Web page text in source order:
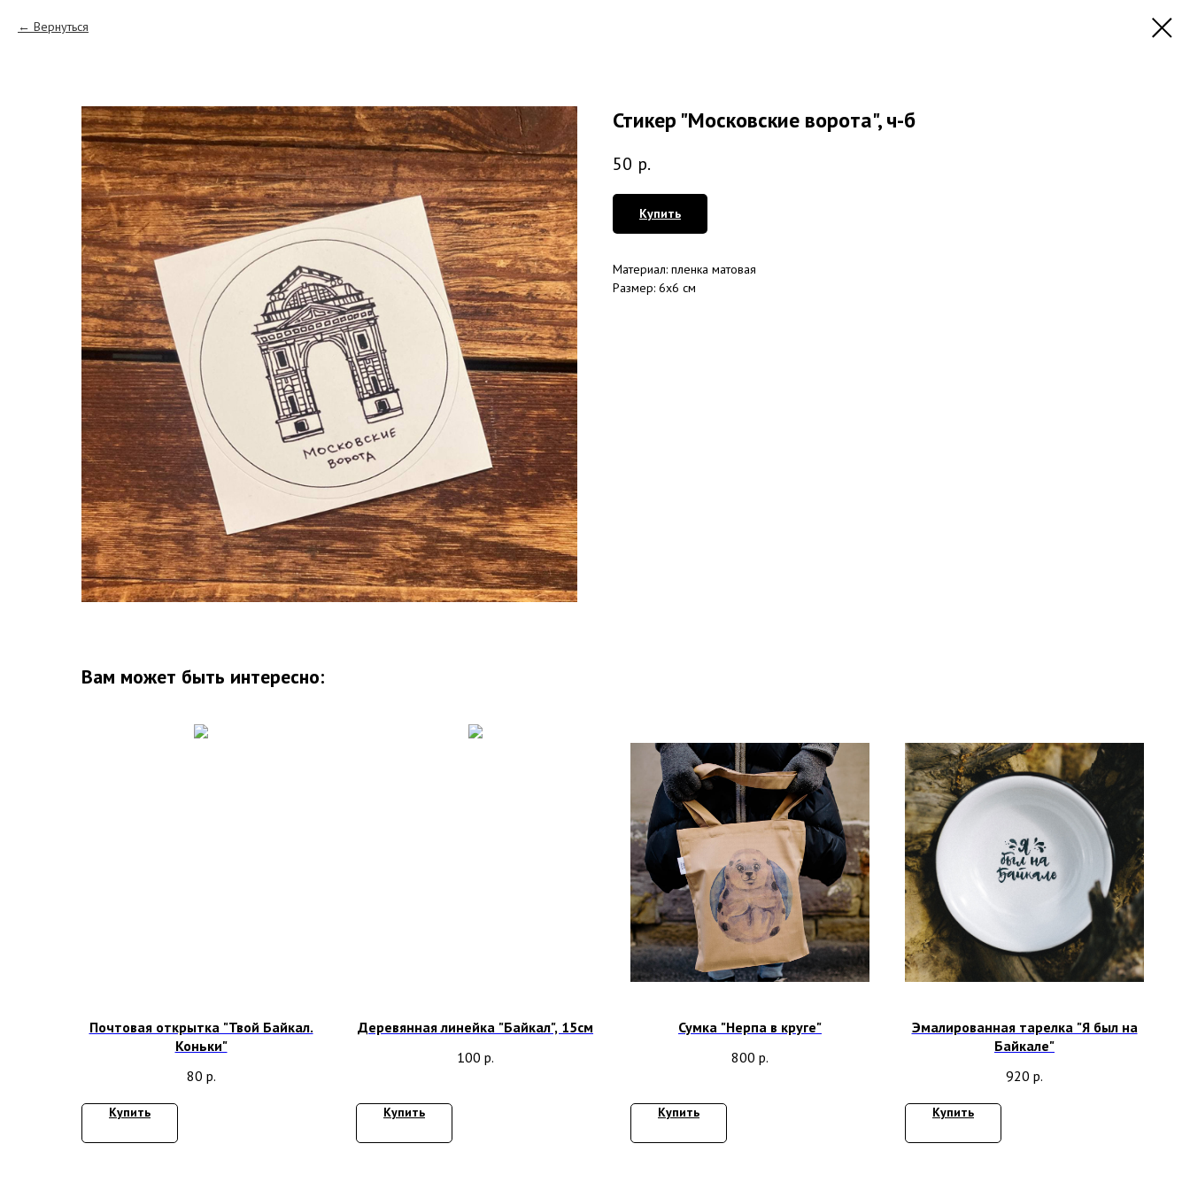
Вернуться
Стикер "Московские ворота", ч-б
50 р.
Купить
Материал: пленка матовая
Размер: 6х6 см
Вам может быть интересно:
Почтовая открытка "Твой Байкал.
Коньки"
80 р.
Купить
Деревянная линейка "Байкал", 15см
100 р.
Купить
Сумка "Нерпа в круге"
800 р.
Купить
Эмалированная тарелка "Я был на
Байкале"
920 р.
Купить